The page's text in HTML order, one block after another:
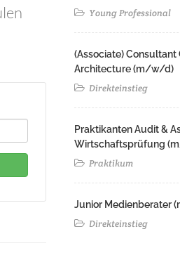
Young Professional
(Associate) Consultant
Architecture (m/w/d)​ ​
Direkteinstieg
Praktikanten Audit &
Wirtschaftsprüfung
Praktikum
Junior Medienberater
Direkteinstieg